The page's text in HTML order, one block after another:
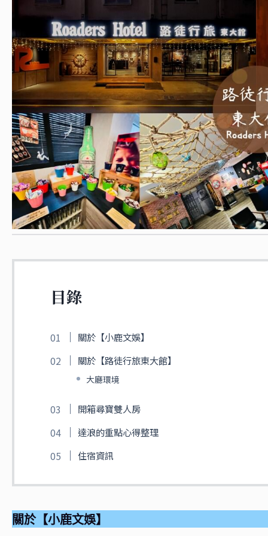
目錄
關於【小鹿文娛】
關於【路徒行旅東大館】
大廳環境
開箱尋寶雙人房
達浪的重點心得整理
住宿資訊
關於【小鹿文娛】